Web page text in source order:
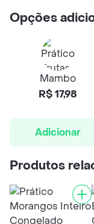
Opções
Mambo
R$ 17,98
Adicionar
Produtos